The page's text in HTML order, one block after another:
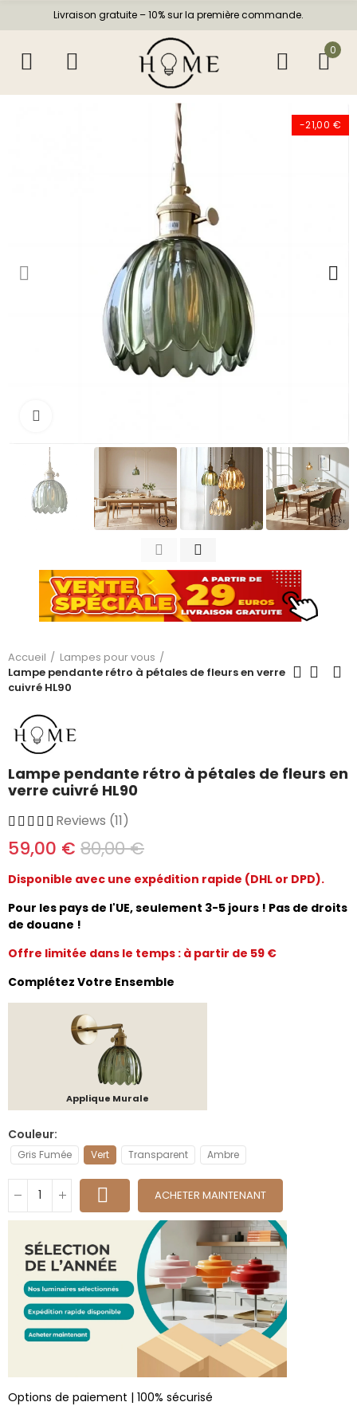
Livraison gratuite – 10% sur la première commande.
0
-21,00 €
Accueil
Lampes pour vous
Lampe pendante rétro à pétales de fleurs en verre
cuivré HL90
Lampe pendante rétro à pétales de fleurs en
verre cuivré HL90
Reviews (11)
59,00 € 80,00 €
Disponible avec une expédition rapide (DHL or DPD).
Pour les pays de l'UE, seulement 3-5 jours ! Pas de droits
de douane !
Offre limitée dans le temps : à partir de 59 €
Complétez Votre Ensemble
Applique Murale
Couleur
Gris Fumée Vert Transparent Ambre
ACHETER MAINTENANT
Options de paiement | 100% sécurisé